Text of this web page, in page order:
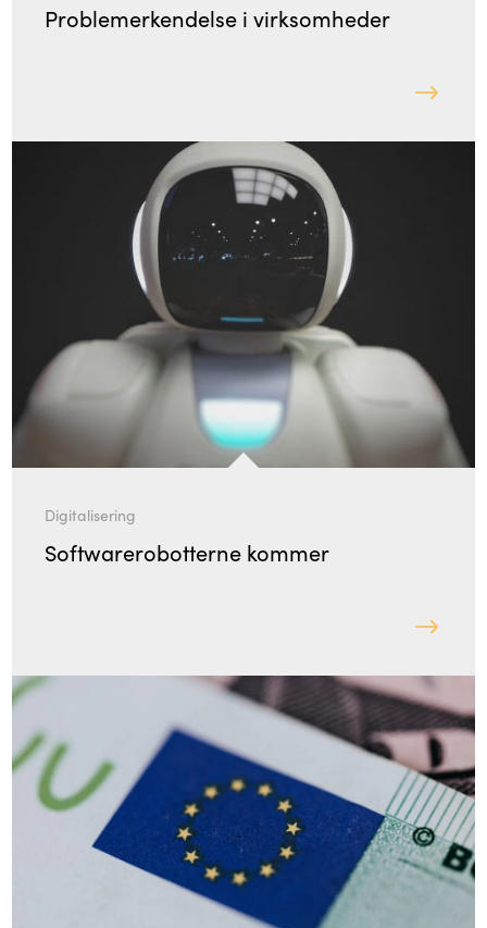
Problemerkendelse i virksomheder
Digitalisering
Softwarerobotterne kommer